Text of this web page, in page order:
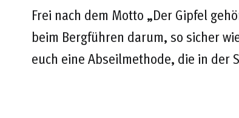
Frei nach dem Motto „Der Gipfel
beim Bergführen darum, so sicher
euch eine Abseilmethode, die in